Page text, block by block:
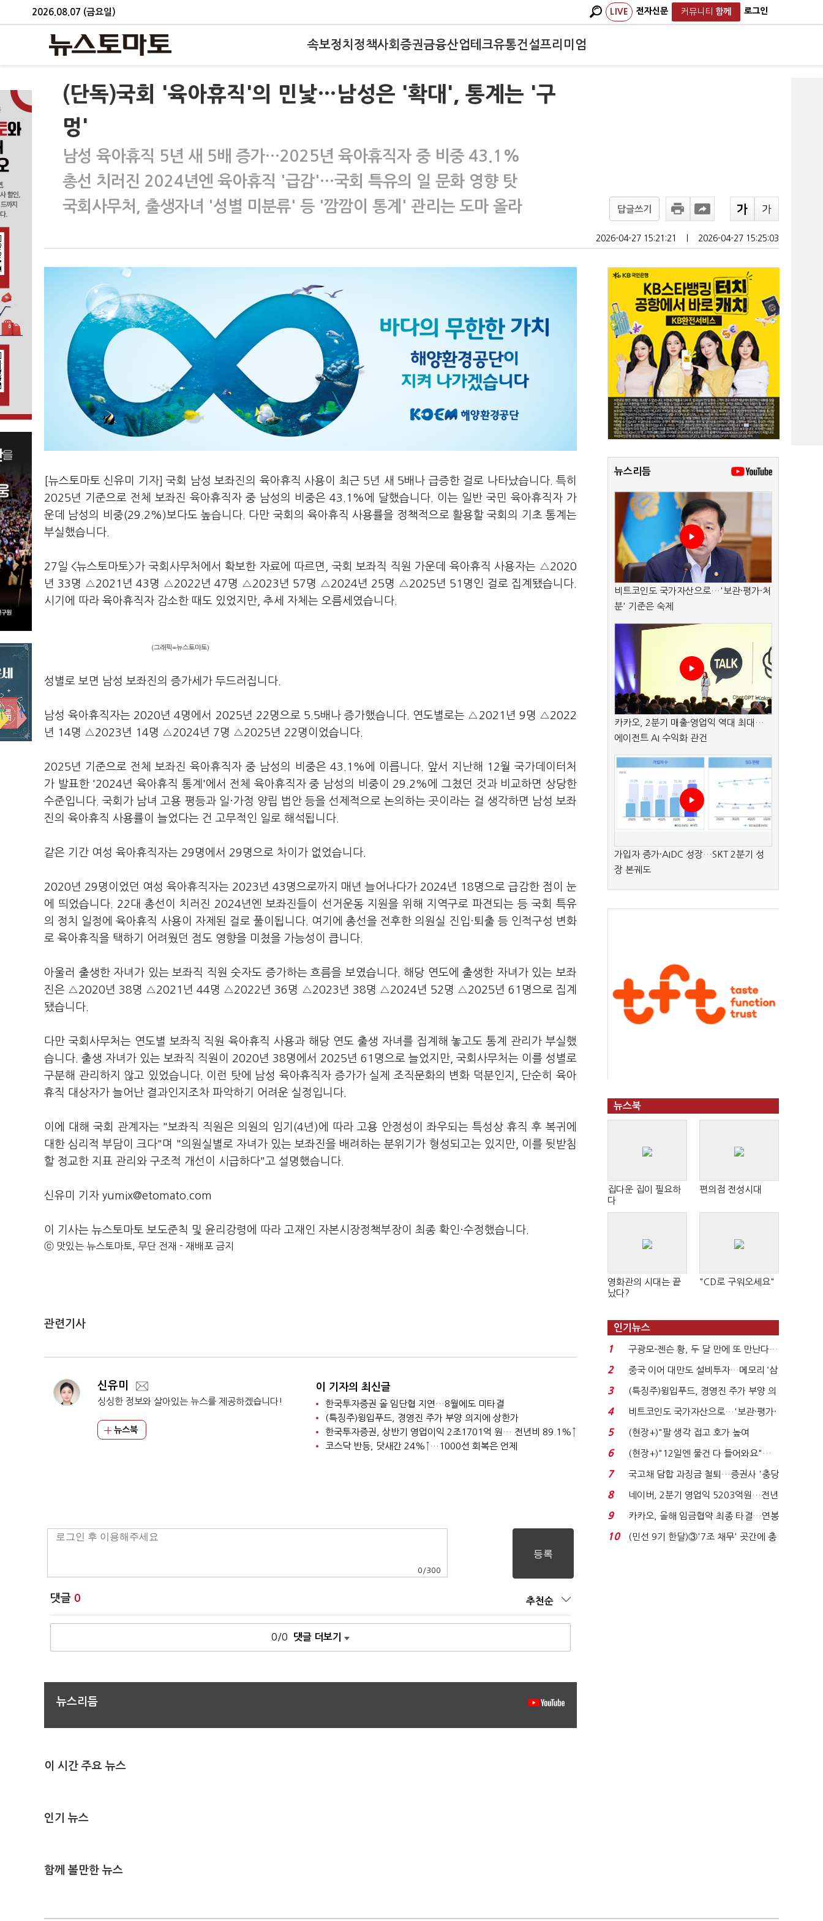
2026.08.07 (금요일) LIVE 전자신문 커뮤니티 함께 로그인
속보정치 정책사회 증권금융산업테크유통건설프리미엄
(단독)국회 '육아휴직'의 민낯…남성은 '확대', 통계는 '구
멍'
남성 육아휴직 5년 새 5배 증가…2025년 육아휴직자 중 비중 43.1%
총선 치러진 2024년엔 육아휴직 '급감'…국회 특유의 일 문화 영향 탓
국회사무처, 출생자녀 '성별 미분류' 등 '깜깜이 통계' 관리는 도마 올라
답글쓰기
2026-04-27 15:21:21 2026-04-27 15:25:03
[뉴스토마토 신유미 기자] 국회 남성 보좌진의 육아휴직 사용이 최근 5년 새 5배나 급증한 걸로 나타났습니다. 특히
2025년 기준으로 전체 보좌진 육아휴직자 중 남성의 비중은 43.1%에 달했습니다. 이는 일반 국민 육아휴직자 가
운데 남성의 비중(29.2%)보다도 높습니다. 다만 국회의 육아휴직 사용률을 정책적으로 활용할 국회의 기초 통계는
부실했습니다.
27일 <뉴스토마토>가 국회사무처에서 확보한 자료에 따르면, 국회 보좌직 직원 가운데 육아휴직 사용자는 △2020
년 33명 △2021년 43명 △2022년 47명 △2023년 57명 △2024년 25명 △2025년 51명인 걸로 집계됐습니다.
시기에 따라 육아휴직자 감소한 때도 있었지만, 추세 자체는 오름세였습니다.
(그래픽=뉴스토마토)
성별로 보면 남성 보좌진의 증가세가 두드러집니다.
남성 육아휴직자는 2020년 4명에서 2025년 22명으로 5.5배나 증가했습니다. 연도별로는 △2021년 9명 △2022
년 14명 △2023년 14명 △2024년 7명 △2025년 22명이었습니다.
2025년 기준으로 전체 보좌진 육아휴직자 중 남성의 비중은 43.1%에 이릅니다. 앞서 지난해 12월 국가데이터처
가 발표한 '2024년 육아휴직 통계'에서 전체 육아휴직자 중 남성의 비중이 29.2%에 그쳤던 것과 비교하면 상당한
수준입니다. 국회가 남녀 고용 평등과 일·가정 양립 법안 등을 선제적으로 논의하는 곳이라는 걸 생각하면 남성 보좌
진의 육아휴직 사용률이 늘었다는 건 고무적인 일로 해석됩니다.
같은 기간 여성 육아휴직자는 29명에서 29명으로 차이가 없었습니다.
2020년 29명이었던 여성 육아휴직자는 2023년 43명으로까지 매년 늘어나다가 2024년 18명으로 급감한 점이 눈
에 띄었습니다. 22대 총선이 치러진 2024년엔 보좌진들이 선거운동 지원을 위해 지역구로 파견되는 등 국회 특유
의 정치 일정에 육아휴직 사용이 자제된 걸로 풀이됩니다. 여기에 총선을 전후한 의원실 진입·퇴출 등 인적구성 변화
로 육아휴직을 택하기 어려웠던 점도 영향을 미쳤을 가능성이 큽니다.
아울러 출생한 자녀가 있는 보좌직 직원 숫자도 증가하는 흐름을 보였습니다. 해당 연도에 출생한 자녀가 있는 보좌
진은 △2020년 38명 △2021년 44명 △2022년 36명 △2023년 38명 △2024년 52명 △2025년 61명으로 집계
됐습니다.
다만 국회사무처는 연도별 보좌직 직원 육아휴직 사용과 해당 연도 출생 자녀를 집계해 놓고도 통계 관리가 부실했
습니다. 출생 자녀가 있는 보좌직 직원이 2020년 38명에서 2025년 61명으로 늘었지만, 국회사무처는 이를 성별로
구분해 관리하지 않고 있었습니다. 이런 탓에 남성 육아휴직자 증가가 실제 조직문화의 변화 덕분인지, 단순히 육아
휴직 대상자가 늘어난 결과인지조차 파악하기 어려운 실정입니다.
이에 대해 국회 관계자는 "보좌직 직원은 의원의 임기(4년)에 따라 고용 안정성이 좌우되는 특성상 휴직 후 복귀에
대한 심리적 부담이 크다"며 "의원실별로 자녀가 있는 보좌진을 배려하는 분위기가 형성되고는 있지만, 이를 뒷받침
할 정교한 지표 관리와 구조적 개선이 시급하다"고 설명했습니다.
신유미 기자 yumix@etomato.com
이 기사는 뉴스토마토 보도준칙 및 윤리강령에 따라 고재인 자본시장정책부장이 최종 확인·수정했습니다.
ⓒ 맛있는 뉴스토마토, 무단 전재 - 재배포 금지
관련기사
신유미
싱싱한 정보와 살아있는 뉴스를 제공하겠습니다!
뉴스북
이 기자의 최신글
한국투자증권 올 임단협 지연…8월에도 미타결
(특징주)윙입푸드, 경영진 주가 부양 의지에 상한가
한국투자증권, 상반기 영업이익 2조1701억 원… 전년비 89.1%↑
코스닥 반등, 닷새간 24%↑…1000선 회복은 언제
0 /300
댓글 0 추천순
0/0 댓글 더보기
뉴스리듬
이 시간 주요 뉴스
인기 뉴스
함께 볼만한 뉴스
뉴스리듬
비트코인도 국가자산으로…'보관·평가·처
분' 기준은 숙제
카카오, 2분기 매출·영업익 역대 최대…
에이전트 AI 수익화 관건
가입자 증가·AIDC 성장…SKT 2분기 성
장 본궤도
뉴스북
집다운 집이 필요하
다
편의점 전성시대
영화관의 시대는 끝
났다?
"CD로 구워오세요"
인기뉴스
1
구광모-젠슨 황, 두 달 만에 또 만난다…
로봇·AI 등 논...
2
중국 이어 대만도 설비투자…메모리 ‘삼
국전쟁’
3
(특징주)윙입푸드, 경영진 주가 부양 의
지에 상한가...
4
비트코인도 국가자산으로…'보관·평가·
처분' 기준은 ...
5
(현장+)"팔 생각 접고 호가 높여
요"…'덜 똘똘한 한 채' 20...
6
(현장+)"12일엔 물건 다 들어와요"…
빈 매대 채우며 문 연 ...
7
국고채 담합 과징금 철퇴…증권사 '충당
금 폭탄' 우려...
8
네이버, 2분기 영업익 5203억원…전년
비 0.2% 감소...
9
카카오, 올해 임금협약 최종 타결…연봉
6.3% 인상·격려...
10
(민선 9기 한달)③'7조 채무' 곳간에 충